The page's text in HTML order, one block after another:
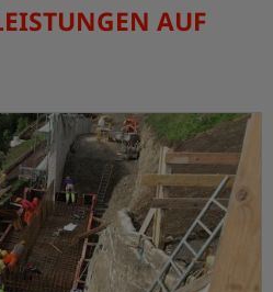
AUF